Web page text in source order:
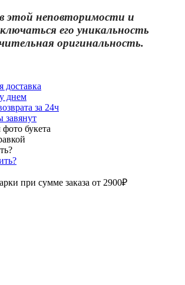
этой неповторимости и
его уникальность
оригинальность.
доставка
днем
за 24ч
завянут
букета
при сумме заказа от 2900₽